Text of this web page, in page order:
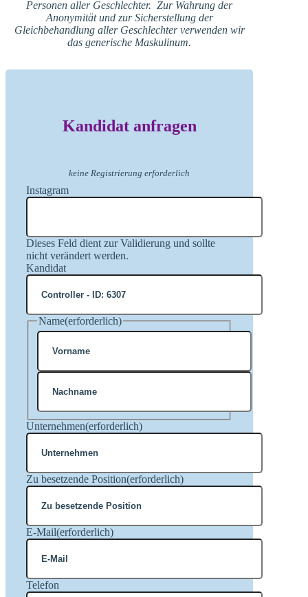
Personen aller Geschlechter. Zur Wahrung der
Anonymität und zur Sicherstellung der
Gleichbehandlung aller Geschlechter verwenden wir
das generische Maskulinum.
Kandidat anfragen
keine Registrierung erforderlich
Instagram
Dieses Feld dient zur Validierung und sollte
nicht verändert werden.
Kandidat
Name(erforderlich)
Vorname
Nachname
Unternehmen(erforderlich)
Zu besetzende Position(erforderlich)
E-Mail(erforderlich)
Telefon